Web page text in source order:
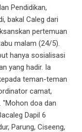
Pendidikan,
bakal Caleg dari
pertemuan
malam (24/5).
hanya sosialisasi
yang hadir. Ia
teman-teman
camat,
"Mohon doa dan
Dapil 6
Parung, Ciseeng,